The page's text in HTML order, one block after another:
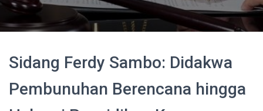
O
N
Sidang Ferdy Sambo: Didakwa
Pembunuhan Berencana hingga